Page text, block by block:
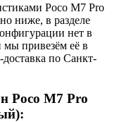
Poco M7 Pro
ниже, в разделе
нет в
мы привезём её в
по Санкт-
Poco M7 Pro